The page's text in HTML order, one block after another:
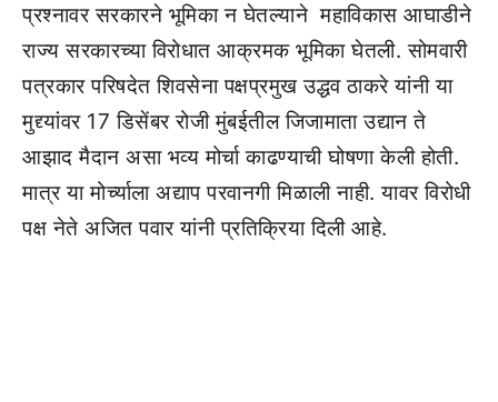
प्रश्नावर सरकारने भूमिका न घेतल्याने महाविकास आघाडीने
राज्य सरकारच्या विरोधात आक्रमक भूमिका घेतली. सोमवारी
पत्रकार परिषदेत शिवसेना पक्षप्रमुख उद्धव ठाकरे यांनी या
मुद्द्यांवर 17 डिसेंबर रोजी मुंबईतील जिजामाता उद्यान ते
आझाद मैदान असा भव्य मोर्चा काढण्याची घोषणा केली होती.
मात्र या मोर्च्याला अद्याप परवानगी मिळाली नाही. यावर विरोधी
पक्ष नेते अजित पवार यांनी प्रतिक्रिया दिली आहे.